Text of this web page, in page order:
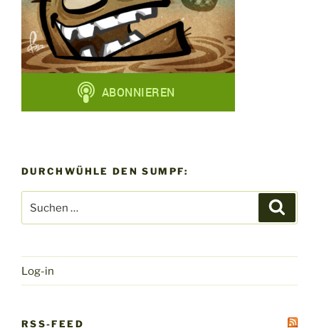
DURCHWÜHLE DEN SUMPF:
nach:
Log-in
RSS-FEED